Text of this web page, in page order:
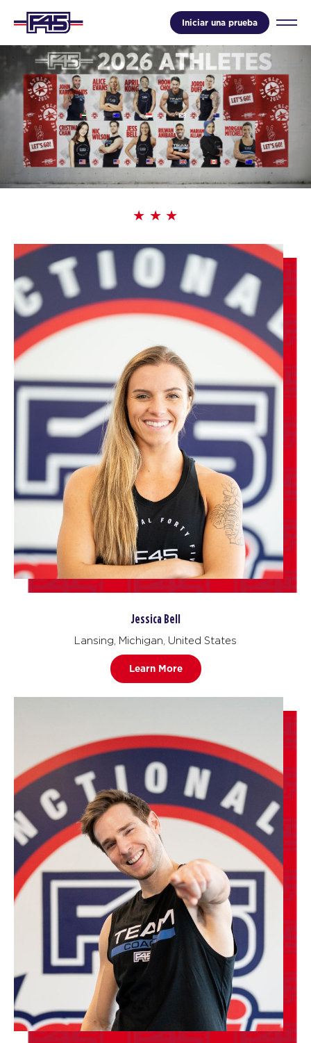
Iniciar una prueba
Jessica Bell
Lansing, Michigan, United States
Learn More